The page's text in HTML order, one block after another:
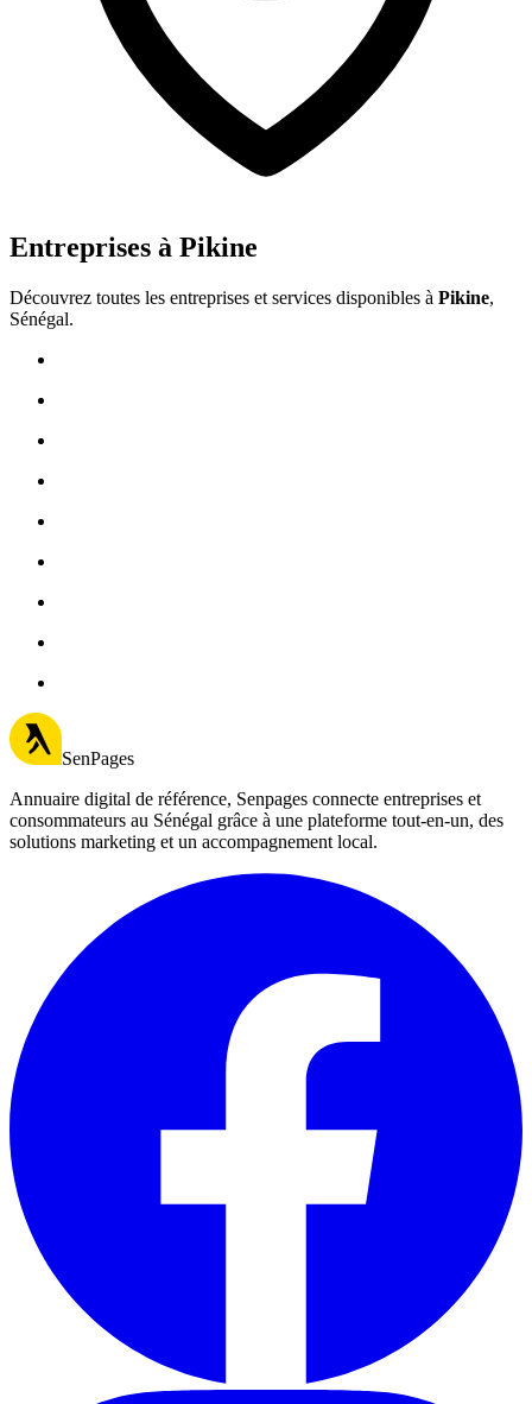
Entreprises à Pikine
Découvrez toutes les entreprises et services disponibles à Pikine,
Sénégal.
SenPages
Annuaire digital de référence, Senpages connecte entreprises et
consommateurs au Sénégal grâce à une plateforme tout-en-un, des
solutions marketing et un accompagnement local.